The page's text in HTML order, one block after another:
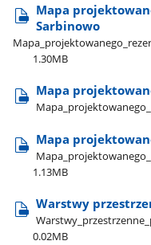
Mapa
Sarbinowo
1.30MB
Mapa
Mapa
1.13MB
Warstwy
0.02MB